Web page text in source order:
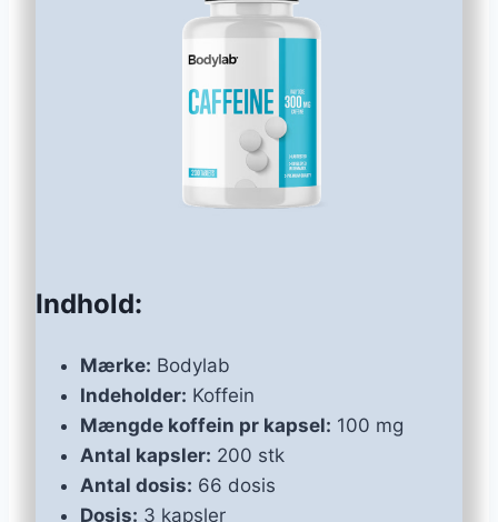
Indhold:
Mærke: Bodylab
Indeholder: Koffein
Mængde koffein pr kapsel: 100 mg
Antal kapsler: 200 stk
Antal dosis: 66 dosis
Dosis: 3 kapsler